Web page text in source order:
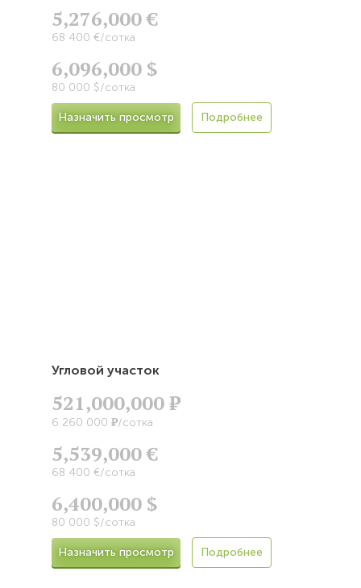
5,276,000 €
68 400 €/сотка
6,096,000 $
80 000 $/сотка
Назначить просмотр Подробнее
Угловой участок
521,000,000Р
6 260 000 Р/сотка
5,539,000 €
68 400 €/сотка
6,400,000 $
80 000 $/сотка
Назначить просмотр Подробнее